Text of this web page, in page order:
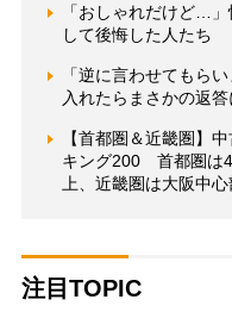
「おしゃれだけど…
して後悔した人たち
「逆に言わせてもら
入れたらまさかの返答
【首都圏＆近畿圏】
キング200 首都圏は
上、近畿圏は大阪中心
注目TOPIC